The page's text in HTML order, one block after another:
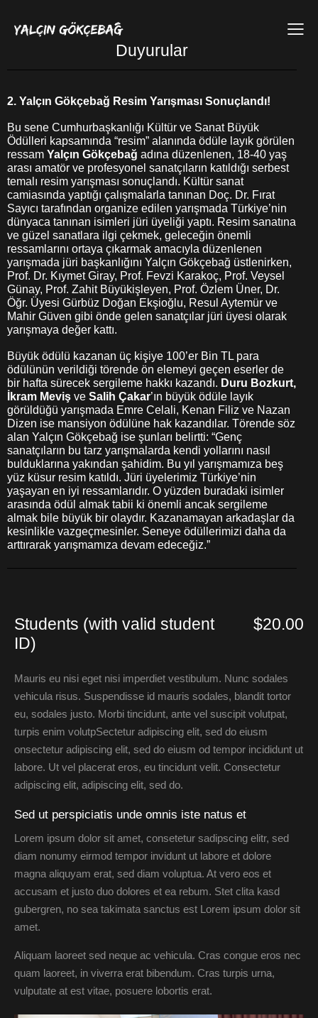
Duyurular
2. Yalçın Gökçebağ Resim Yarışması Sonuçlandı!
Bu sene Cumhurbaşkanlığı Kültür ve Sanat Büyük
Ödülleri kapsamında “resim” alanında ödüle layık görülen
ressam Yalçın Gökçebağ adına düzenlenen, 18-40 yaş
arası amatör ve profesyonel sanatçıların katıldığı serbest
temalı resim yarışması sonuçlandı. Kültür sanat
camiasında yaptığı çalışmalarla tanınan Doç. Dr. Fırat
Sayıcı tarafından organize edilen yarışmada Türkiye’nin
dünyaca tanınan isimleri jüri üyeliği yaptı. Resim sanatına
ve güzel sanatlara ilgi çekmek, geleceğin önemli
ressamlarını ortaya çıkarmak amacıyla düzenlenen
yarışmada jüri başkanlığını Yalçın Gökçebağ üstlenirken,
Prof. Dr. Kıymet Giray, Prof. Fevzi Karakoç, Prof. Veysel
Günay, Prof. Zahit Büyükişleyen, Prof. Özlem Üner, Dr.
Öğr. Üyesi Gürbüz Doğan Ekşioğlu, Resul Aytemür ve
Mahir Güven gibi önde gelen sanatçılar jüri üyesi olarak
yarışmaya değer kattı.
Büyük ödülü kazanan üç kişiye 100’er Bin TL para
ödülünün verildiği törende ön elemeyi geçen eserler de
bir hafta sürecek sergileme hakkı kazandı. Duru Bozkurt,
İkram Meviş ve Salih Çakar’ın büyük ödüle layık
görüldüğü yarışmada Emre Celali, Kenan Filiz ve Nazan
Dizen ise mansiyon ödülüne hak kazandılar. Törende söz
alan Yalçın Gökçebağ ise şunları belirtti: “Genç
sanatçıların bu tarz yarışmalarda kendi yollarını nasıl
bulduklarına yakından şahidim. Bu yıl yarışmamıza beş
yüz küsur resim katıldı. Jüri üyelerimiz Türkiye’nin
yaşayan en iyi ressamlarıdır. O yüzden buradaki isimler
arasında ödül almak tabii ki önemli ancak sergileme
almak bile büyük bir olaydır. Kazanamayan arkadaşlar da
kesinlikle vazgeçmesinler. Seneye ödüllerimizi daha da
arttırarak yarışmamıza devam edeceğiz.”
Students (with valid student
ID)
$20.00
Mauris eu nisi eget nisi imperdiet vestibulum. Nunc sodales
vehicula risus. Suspendisse id mauris sodales, blandit tortor
eu, sodales justo. Morbi tincidunt, ante vel suscipit volutpat,
turpis enim volutpSectetur adipiscing elit, sed do eiusm
onsectetur adipiscing elit, sed do eiusm od tempor incididunt ut
labore. Ut vel placerat eros, eu tincidunt velit. Consectetur
adipiscing elit, adipiscing elit, sed do.
Sed ut perspiciatis unde omnis iste natus et
Lorem ipsum dolor sit amet, consetetur sadipscing elitr, sed
diam nonumy eirmod tempor invidunt ut labore et dolore
magna aliquyam erat, sed diam voluptua. At vero eos et
accusam et justo duo dolores et ea rebum. Stet clita kasd
gubergren, no sea takimata sanctus est Lorem ipsum dolor sit
amet.
Aliquam laoreet sed neque ac vehicula. Cras congue eros nec
quam laoreet, in viverra erat bibendum. Cras turpis urna,
vulputate at est vitae, posuere lobortis erat.